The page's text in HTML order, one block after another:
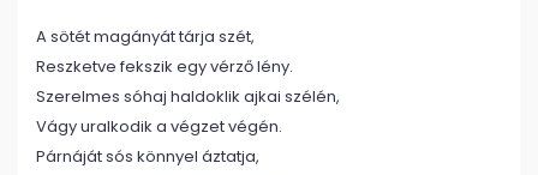
A sötét magányát tárja szét,
Reszketve fekszik egy vérző lény.
Szerelmes sóhaj haldoklik ajkai szélén,
Vágy uralkodik a végzet végén.
Párnáját sós könnyel áztatja,